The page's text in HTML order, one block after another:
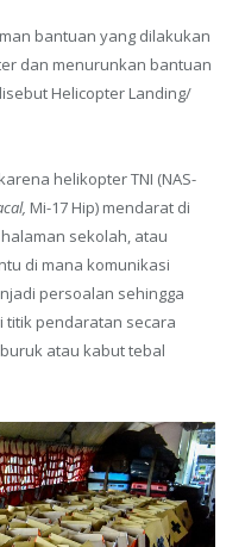
bantuan yang dilakukan
dan menurunkan bantuan
Helicopter Landing/
helikopter TNI (NAS-
Mi-17 Hip) mendarat di
sekolah, atau
di mana komunikasi
persoalan sehingga
titik pendaratan secara
atau kabut tebal